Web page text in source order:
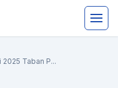
2025 Taban P...